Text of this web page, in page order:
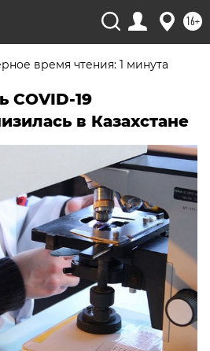
16+
время чтения: 1 минута
COVID-19
в Казахстане